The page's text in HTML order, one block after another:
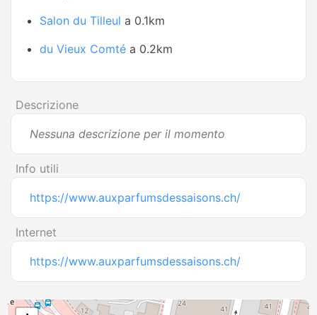
Salon du Tilleul a 0.1km
du Vieux Comté a 0.2km
Descrizione
Nessuna descrizione per il momento
Info utili
https://www.auxparfumsdessaisons.ch/
Internet
https://www.auxparfumsdessaisons.ch/